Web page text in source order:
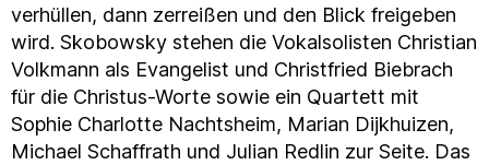
verhüllen, dann zerreißen und den Blick freigeben
wird. Skobowsky stehen die Vokalsolisten Christian
Volkmann als Evangelist und Christfried Biebrach
für die Christus-Worte sowie ein Quartett mit
Sophie Charlotte Nachtsheim, Marian Dijkhuizen,
Michael Schaffrath und Julian Redlin zur Seite. Das